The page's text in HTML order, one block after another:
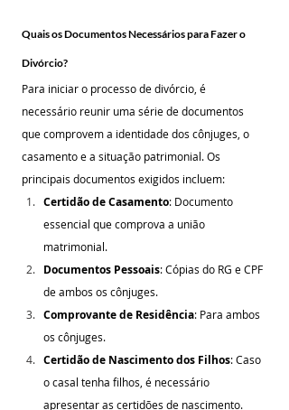
Quais os Documentos Necessários para Fazer o
Divórcio?
Para iniciar o processo de divórcio, é
necessário reunir uma série de documentos
que comprovem a identidade dos cônjuges, o
casamento e a situação patrimonial. Os
principais documentos exigidos incluem:
Certidão de Casamento: Documento
essencial que comprova a união
matrimonial.
Documentos Pessoais: Cópias do RG e CPF
de ambos os cônjuges.
Comprovante de Residência: Para ambos
os cônjuges.
Certidão de Nascimento dos Filhos: Caso
o casal tenha filhos, é necessário
apresentar as certidões de nascimento.